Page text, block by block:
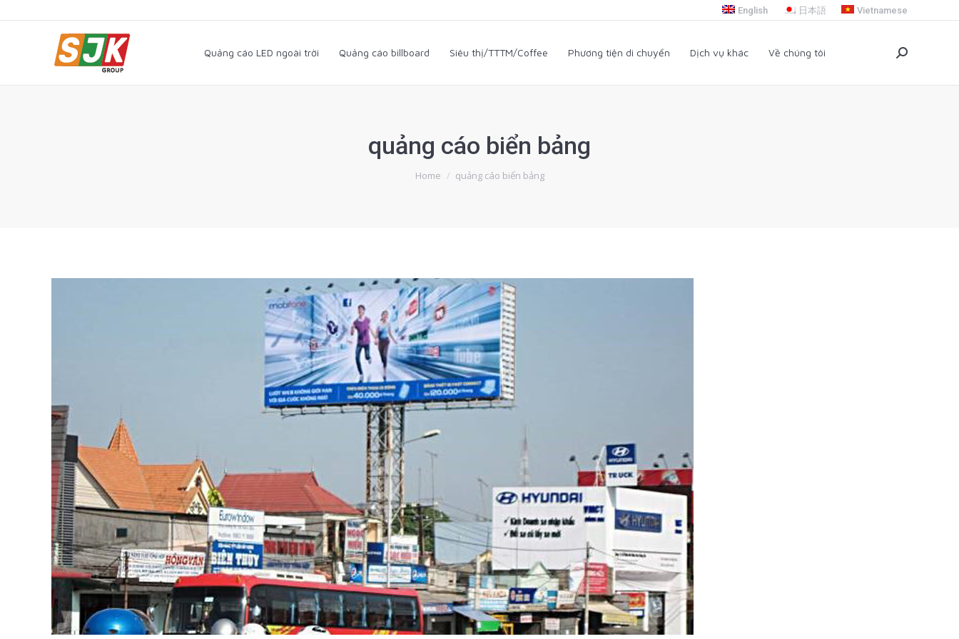
English 日本語 Vietnamese
Quảng cáo LED ngoài trời Quảng cáo billboard Siêu thị/TTTM/Coffee Phương tiện di chuyển Dịch vụ khác Về chúng tôi Search:
quảng cáo biển bảng
You are here:
Home quảng cáo biển bảng
Quảng cáo LED ngoài trời Quảng cáo billboard Siêu thị/TTTM/Coffee Phương tiện di chuyển Dịch vụ khác Về chúng tôi Search: